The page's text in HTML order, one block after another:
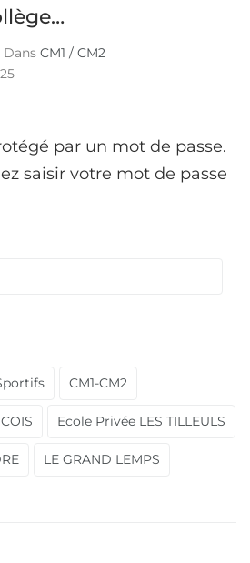
Dans CM1 / CM2
par un mot de passe.
saisir votre mot de passe
CM1-CM2
Ecole Privée LES TILLEULS
LE GRAND LEMPS